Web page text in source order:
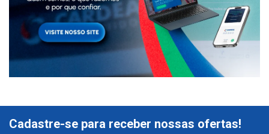
Cadastre-se para receber nossas ofertas!